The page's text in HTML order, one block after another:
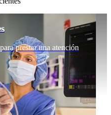
prestar una atención